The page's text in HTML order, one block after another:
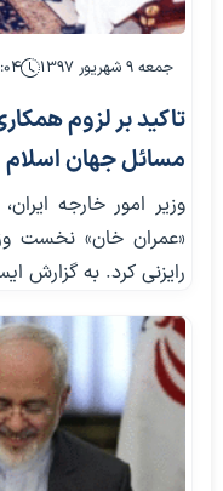
جمعه ۹ شهریور ۱۳۹۷
تاکید بر لزوم
مسائل جهان
وزیر امور خارجه
«عمران خان» نخست
رایزنی کرد. به گزارش